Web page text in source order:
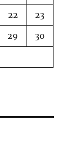
22 23
29 30